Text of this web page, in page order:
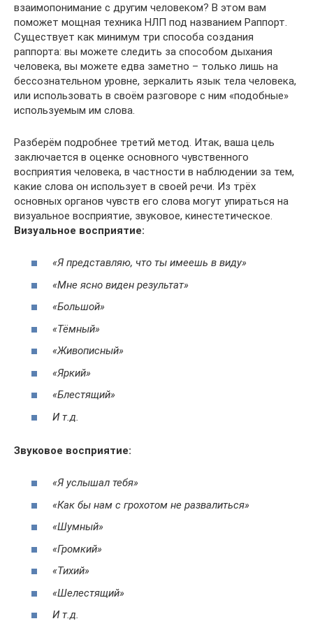
взаимопонимание с другим человеком? В этом вам
поможет мощная техника НЛП под названием Раппорт.
Существует как минимум три способа создания
раппорта: вы можете следить за способом дыхания
человека, вы можете едва заметно – только лишь на
бессознательном уровне, зеркалить язык тела человека,
или использовать в своём разговоре с ним «подобные»
используемым им слова.
Разберём подробнее третий метод. Итак, ваша цель
заключается в оценке основного чувственного
восприятия человека, в частности в наблюдении за тем,
какие слова он использует в своей речи. Из трёх
основных органов чувств его слова могут упираться на
визуальное восприятие, звуковое, кинестетическое.
Визуальное восприятие:
«Я представляю, что ты имеешь в виду»
«Мне ясно виден результат»
«Большой»
«Тёмный»
«Живописный»
«Яркий»
«Блестящий»
И т.д.
Звуковое восприятие:
«Я услышал тебя»
«Как бы нам с грохотом не развалиться»
«Шумный»
«Громкий»
«Тихий»
«Шелестящий»
И т.д.